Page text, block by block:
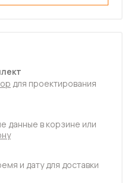
для проектирования
данные в корзине или
и дату для доставки